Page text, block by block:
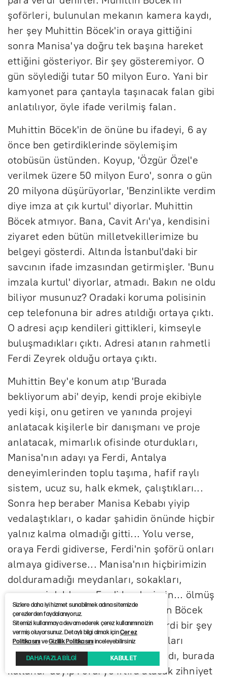
şoförleri, bulunulan mekanın kamera kaydı,
her şey Muhittin Böcek'in oraya gittiğini
sonra Manisa'ya doğru tek başına hareket
ettiğini gösteriyor. Bir şey gösteremiyor. O
gün söylediği tutar 50 milyon Euro. Yani bir
kamyonet para çantayla taşınacak falan gibi
anlatılıyor, öyle ifade verilmiş falan.
Muhittin Böcek'in de önüne bu ifadeyi, 6 ay
önce ben getirdiklerinde söylemişim
otobüsün üstünden. Koyup, 'Özgür Özel'e
verilmek üzere 50 milyon Euro', sonra o gün
20 milyona düşürüyorlar, 'Benzinlikte verdim
diye imza at çık kurtul' diyorlar. Muhittin
Böcek atmıyor. Bana, Cavit Arı'ya, kendisini
ziyaret eden bütün milletvekillerimize bu
belgeyi gösterdi. Altında İstanbul'daki bir
savcının ifade imzasından getirmişler. 'Bunu
imzala kurtul' diyorlar, atmadı. Bakın ne oldu
biliyor musunuz? Oradaki koruma polisinin
cep telefonuna bir adres atıldığı ortaya çıktı.
O adresi açıp kendileri gittikleri, kimseyle
buluşmadıkları çıktı. Adresi atanın rahmetli
Ferdi Zeyrek olduğu ortaya çıktı.
Muhittin Bey'e konum atıp 'Burada
bekliyorum abi' deyip, kendi proje ekibiyle
yedi kişi, onu getiren ve yanında projeyi
anlatacak kişilerle bir danışmanı ve proje
anlatacak, mimarlık ofisinde oturdukları,
Manisa'nın adayı ya Ferdi, Antalya
deneyimlerinden toplu taşıma, hafif raylı
sistem, ucuz su, halk ekmek, çalıştıkları...
Sonra hep beraber Manisa Kebabı yiyip
vedalaştıkları, o kadar şahidin önünde hiçbir
yalnız kalma olmadığı gitti... Yolu verse,
oraya Ferdi gidiverse, Ferdi'nin şoförü onları
almaya gidiverse... Manisa'nın hiçbirimizin
dolduramadığı meydanları, sokakları,
cenazesi dolduran Ferdi kardeşimin... ölmüş
ya... Ferdi'ye iftira atarak, 'Muhittin Böcek
Ferdi'ye verdi paraları'. Nasılsa Ferdi bir şey
diyemez, çıkamaz. 'Ferdi de o paraları
Özgür'e verdi' ya da 'Şurada kullandı, burada
kullandı' deyip Ferdi'ye iftira atacak zihniyet
Sizlere daha iyi hizmet sunabilmek adına sitemizde
çerezlerden faydalanıyoruz.
Sitemizi kullanmaya devam ederek çerez kullanımına izin
vermiş oluyorsunuz. Detaylı bilgi almak içinÇerez
PolitikasınıveGizlilik Politikasınıinceleyebilirsiniz
DAHA FAZLA BİLGİ KABUL ET